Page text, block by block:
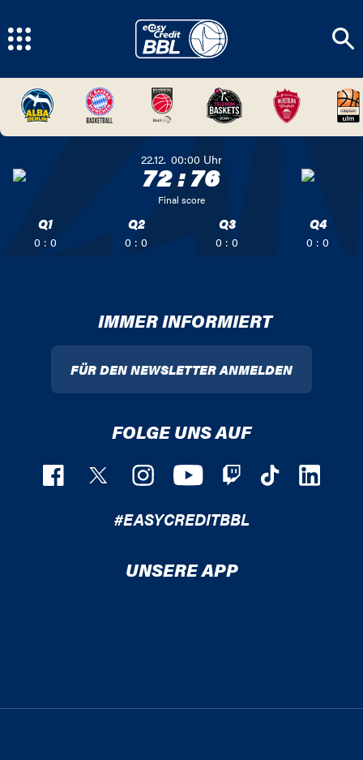
22.12. 00:00 Uhr
72:76
Final score
Q1
0 : 0
Q2
0 : 0
Q3
0 : 0
Q4
0 : 0
IMMER INFORMIERT
FÜR DEN NEWSLETTER ANMELDEN
FOLGE UNS AUF
#EASYCREDITBBL
UNSERE APP